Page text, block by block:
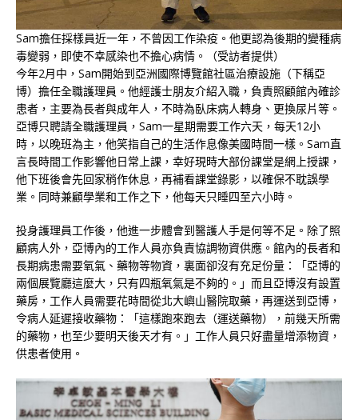
Sam擔任採樣員近一年，不曾因工作染疫。他更認為後期的變種病
毒變弱，即使不幸感染也不擔心病情。（受訪者提供）
今年2月中，Sam開始到亞洲國際博覽館社區治療設施（下稱亞
博）擔任全職護理員。他經護士朋友介紹入職，負責照顧館內確診
患者，主要為長者與成年人，不時為臥床病人轉身、更換尿片等。
亞博只聘請全職護理員，Sam一星期需要工作六天，每天12小
時，以晚班為主，他笑指自己的生活作息像美國時間一樣。Sam直
言長時間工作影響他日常上課，幸好現時大部份課堂是網上授課，
他下班後會先回家稍作休息，再補看課堂錄影，以確保不耽誤學
業。同時兼顧學業和工作之下，他每天只睡四至六小時。
投身護理員工作後，他進一步體會到醫護人手是何等不足。除了照
顧病人外，亞博內的工作人員亦負責協調物資供應。館內的長者和
長期病患需要氧氣、藥物等物資，裏面卻沒有充足份量：「亞博的
兩個展覽廳這麼大，只有四瓶氧氣是不夠的。」而且亞博沒有設置
藥房，工作人員需要花時間從北大嶼山醫院取藥，再運送到亞博，
令病人延遲接收藥物：「這樣跑來跑去（運送藥物），前幾天所需
的藥物，也至少要明天後天才有。」工作人員只好盡量增添物資，
供患者使用。